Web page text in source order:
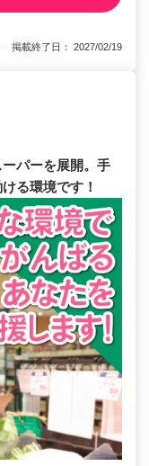
掲載終了日： 2027/02/19
ーパーを展開。手
る環境です！